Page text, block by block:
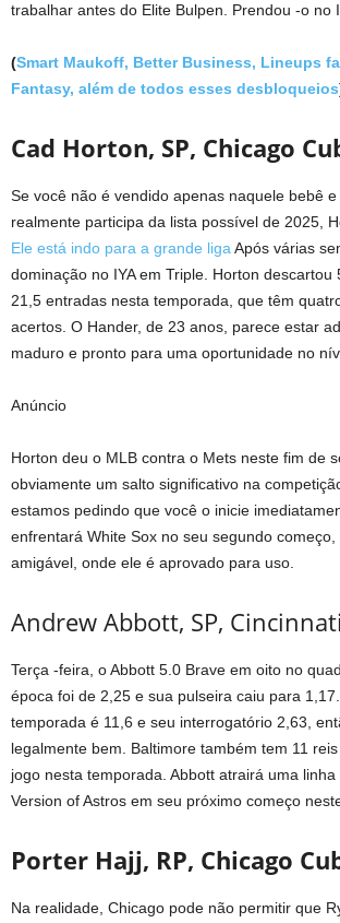
trabalhar antes do Elite Bulpen. Prendou -o no
(Smart Maukoff, Better Business, Lineups
Fantasy, além de todos esses desbloqueios
Cad Horton, SP, Chicago
Se você não é vendido apenas naquele bebê
realmente participa da lista possível de 2025,
Ele está indo para a grande liga Após várias
dominação no IYA em Triple. Horton descartou
21,5 entradas nesta temporada, que têm
acertos. O Hander, de 23 anos, parece estar
maduro e pronto para uma oportunidade no
Anúncio
Horton deu o MLB contra o Mets neste fim de
obviamente um salto significativo na
estamos pedindo que você o inicie
enfrentará White Sox no seu segundo
amigável, onde ele é aprovado para uso.
Andrew Abbott, SP,
Terça -feira, o Abbott 5.0 Brave em oito no
época foi de 2,25 e sua pulseira caiu para
temporada é 11,6 e seu interrogatório 2,63,
legalmente bem. Baltimore também tem 11
jogo nesta temporada. Abbott atrairá uma
Version of Astros em seu próximo começo
Porter Hajj, RP, Chicago
Na realidade, Chicago pode não permitir que